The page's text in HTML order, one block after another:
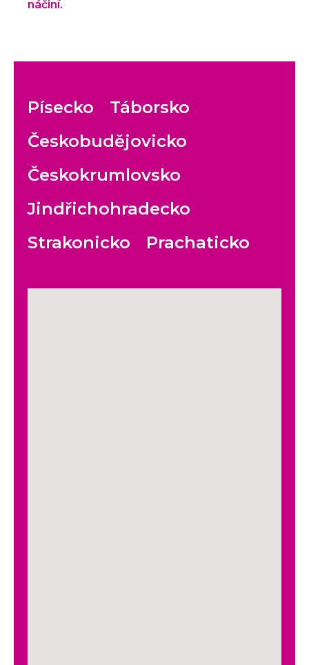
náčiní.
Písecko
Táborsko
Českobudějovicko
Českokrumlovsko
Jindřichohradecko
Strakonicko
Prachaticko